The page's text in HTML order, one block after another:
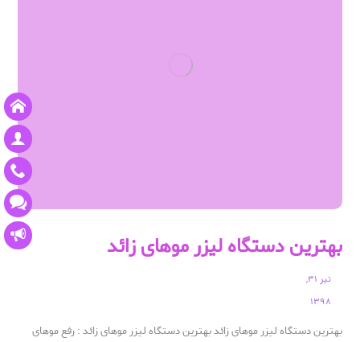
بهترین دستگاه لیزر موهای زائد
تیر ۳۱,
۱۳۹۸
بهترین دستگاه لیزر موهای زائد بهترین دستگاه لیزر موهای زائد : رفع موهای